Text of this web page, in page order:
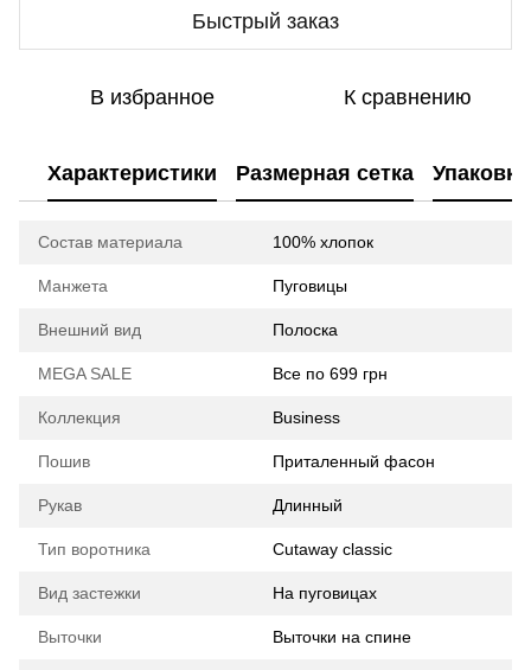
Быстрый заказ
В избранное К сравнению
Характеристики Размерная сетка Упаковка
Состав материала 100% хлопок
Манжета Пуговицы
Внешний вид Полоска
MEGA SALE Все по 699 грн
Коллекция Business
Пошив Приталенный фасон
Рукав Длинный
Тип воротника Cutaway classic
Вид застежки На пуговицах
Выточки Выточки на спине